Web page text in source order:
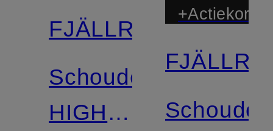
FJÄLLRÄVEN
Schoudertas
HIGH